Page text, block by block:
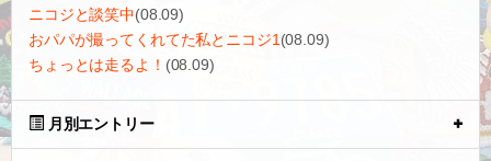
ニコジと談笑中(08.09)
おパパが撮ってくれてた私とニコジ1 (08.09)
ちょっとは走るよ！ (08.09)
月別エントリー